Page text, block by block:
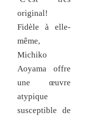
original!
Fidèle à elle-
même,
Michiko
Aoyama offre
une œuvre
atypique
susceptible de